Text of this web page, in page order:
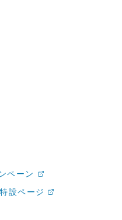
ペーン
設ページ